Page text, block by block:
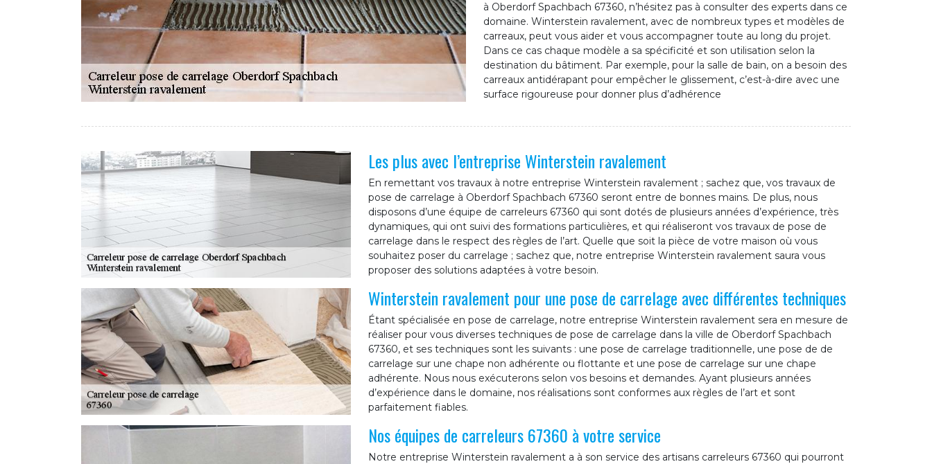
à Oberdorf Spachbach 67360, n’hésitez pas à consulter des experts dans ce
domaine. Winterstein ravalement, avec de nombreux types et modèles de
carreaux, peut vous aider et vous accompagner toute au long du projet.
Dans ce cas chaque modèle a sa spécificité et son utilisation selon la
destination du bâtiment. Par exemple, pour la salle de bain, on a besoin des
carreaux antidérapant pour empêcher le glissement, c’est-à-dire avec une
surface rigoureuse pour donner plus d’adhérence
Les plus avec l’entreprise Winterstein ravalement
En remettant vos travaux à notre entreprise Winterstein ravalement ; sachez que, vos travaux de
pose de carrelage à Oberdorf Spachbach 67360 seront entre de bonnes mains. De plus, nous
disposons d’une équipe de carreleurs 67360 qui sont dotés de plusieurs années d’expérience, très
dynamiques, qui ont suivi des formations particulières, et qui réaliseront vos travaux de pose de
carrelage dans le respect des règles de l’art. Quelle que soit la pièce de votre maison où vous
souhaitez poser du carrelage ; sachez que, notre entreprise Winterstein ravalement saura vous
proposer des solutions adaptées à votre besoin.
Winterstein ravalement pour une pose de carrelage avec différentes techniques
Étant spécialisée en pose de carrelage, notre entreprise Winterstein ravalement sera en mesure de
réaliser pour vous diverses techniques de pose de carrelage dans la ville de Oberdorf Spachbach
67360, et ses techniques sont les suivants : une pose de carrelage traditionnelle, une pose de de
carrelage sur une chape non adhérente ou flottante et une pose de carrelage sur une chape
adhérente. Nous nous exécuterons selon vos besoins et demandes. Ayant plusieurs années
d’expérience dans le domaine, nos réalisations sont conformes aux règles de l’art et sont
parfaitement fiables.
Nos équipes de carreleurs 67360 à votre service
Notre entreprise Winterstein ravalement a à son service des artisans carreleurs 67360 qui pourront